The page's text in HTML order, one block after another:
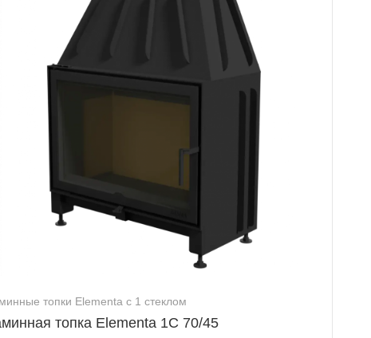
топки Elementa с 1 стеклом
топка Elementa 1С 70/45